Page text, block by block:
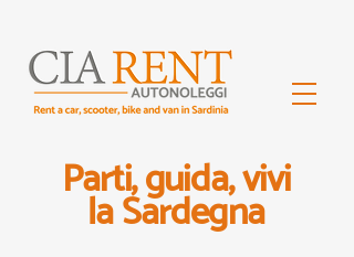
Parti, guida, vivi
la Sardegna